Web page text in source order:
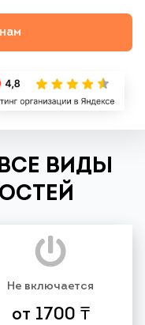
ВИДЫ
Не включается
от 1700 ₸